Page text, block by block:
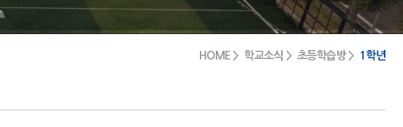
학교발전기금
HOME > 학교소식 > 초등학습방 > 1학년